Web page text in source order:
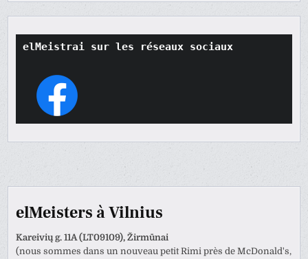
elMeistrai sur les réseaux sociaux
elMeisters à Vilnius
Kareivių g. 11A (LT09109), Žirmūnai
(nous sommes dans un nouveau petit Rimi près de McDonald's,